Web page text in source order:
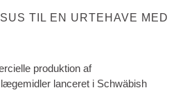
TIL EN URTEHAVE MED
produktion af
lanceret i Schwäbish